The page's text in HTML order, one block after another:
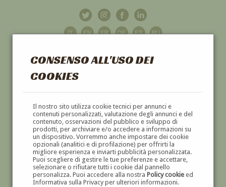
CONSENSO ALL'USO DEI
COOKIES
Il nostro sito utilizza cookie tecnici per annunci e
contenuti personalizzati, valutazione degli annunci e del
contenuto, osservazioni del pubblico e sviluppo di
prodotti, per archiviare e/o accedere a informazioni su
un dispositivo. Vorremmo anche impostare dei cookie
opzionali (analitici e di profilazione) per offrirti la
migliore esperienza e inviarti pubblicità personalizzata.
Puoi scegliere di gestire le tue preferenze e accettare,
selezionare o rifiutare tutti i cookie dal pannello
personalizza. Puoi accedere alla nostra Policy cookieed
Informativa sulla Privacy per ulteriori informazioni.
GALLERIAD'ARTE
DIPINTI E SCULTURE '800 E '900